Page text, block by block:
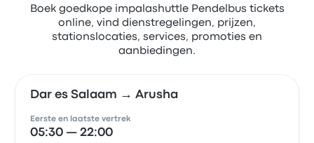
Boek goedkope impalashuttle Pendelbus tickets
online, vind dienstregelingen, prijzen,
stationslocaties, services, promoties en
aanbiedingen.
Dar es Salaam → Arusha
Eerste en laatste vertrek
05:30 — 22:00